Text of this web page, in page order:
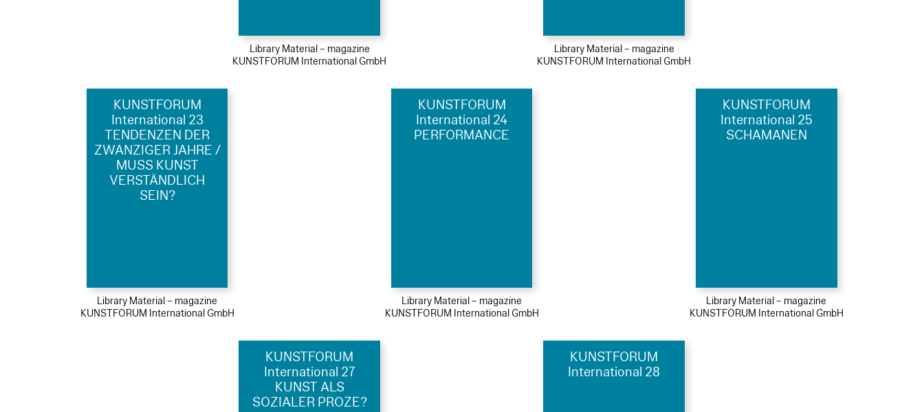
Library Material – magazine
KUNSTFORUM International GmbH
Library Material – magazine
KUNSTFORUM International GmbH
KUNSTFORUM
International 23
TENDENZEN DER
ZWANZIGER JAHRE /
MUSS KUNST
VERSTÄNDLICH
SEIN?
Library Material – magazine
KUNSTFORUM International GmbH
KUNSTFORUM
International 24
PERFORMANCE
Library Material – magazine
KUNSTFORUM International GmbH
KUNSTFORUM
International 25
SCHAMANEN
Library Material – magazine
KUNSTFORUM International GmbH
KUNSTFORUM
International 27
KUNST ALS
SOZIALER PROZE?
KUNSTFORUM
International 28